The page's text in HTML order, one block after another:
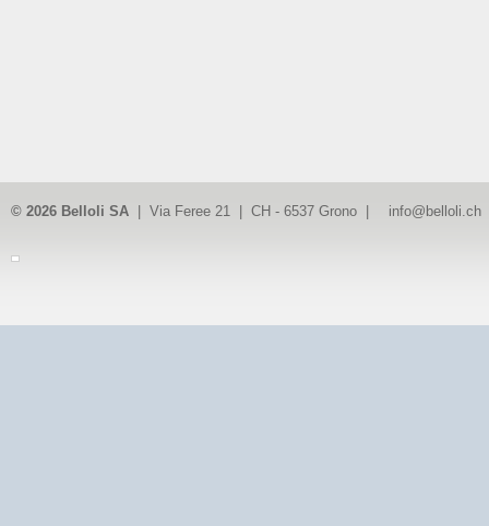
© 2026 Belloli SA | Via Feree 21 | CH - 6537 Grono | info@belloli.ch